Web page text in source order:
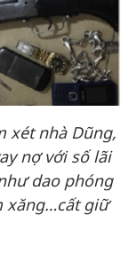
xét nhà Dũng,
nợ với số lãi
dao phóng
xăng…cất giữ